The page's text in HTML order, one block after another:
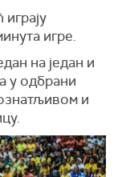
игре.
на један и
у одбрани
и